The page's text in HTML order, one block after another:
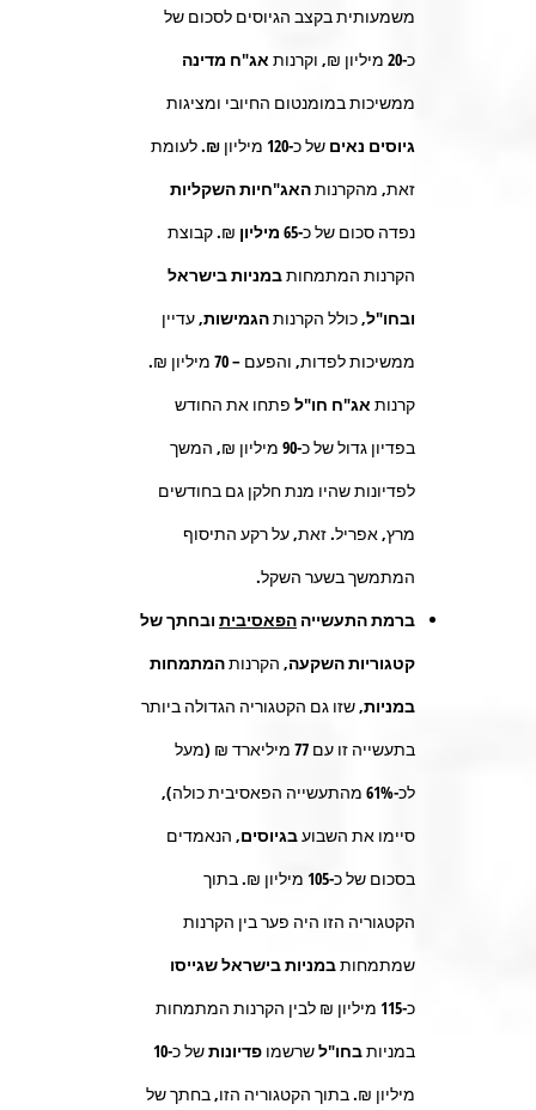
משמעותית בקצב הגיוסים לסכום של
כ-20 מיליון ₪, וקרנות אג"ח מדינה
ממשיכות במומנטום החיובי ומציגות
גיוסים נאים של כ-120 מיליון ₪.לעומת
זאת, מהקרנותהאג"חיות השקליות
נפדה סכום של כ-65 מיליון
₪. קבוצת
הקרנות המתמחותבמניות בישראל
ובחו"ל, כולל הקרנותהגמישות, עדיין
ממשיכות לפדות, והפעם –70 מיליון ₪.
קרנות אג"ח חו"ל פתחו את החודש
בפדיון גדול של כ-90 מיליון ₪, המשך
לפדיונות שהיו מנת חלקן גם בחודשים
מרץ, אפריל. זאת, על רקע התיסוף
המתמשך בשער השקל.
ברמת התעשייה הפאסיבית ובחתך של
קטגוריות השקעה, הקרנותהמתמחות
במניות, שזו גם הקטגוריה הגדולה ביותר
בתעשייה זו עם 77 מיליארד ₪ (מעל
לכ-61% מהתעשייה הפאסיבית כולה),
סיימו את השבועבגיוסים, הנאמדים
בסכום של כ-105 מיליון ₪. בתוך
הקטגוריה הזו היה פער בין הקרנות
שמתמחותבמניותבישראל שגייסו
כ-115 מיליון ₪ לבין הקרנות המתמחות
במניותבחו"לשרשמו פדיונותשל כ-10
מיליון ₪. בתוך הקטגוריה הזו, בחתך של